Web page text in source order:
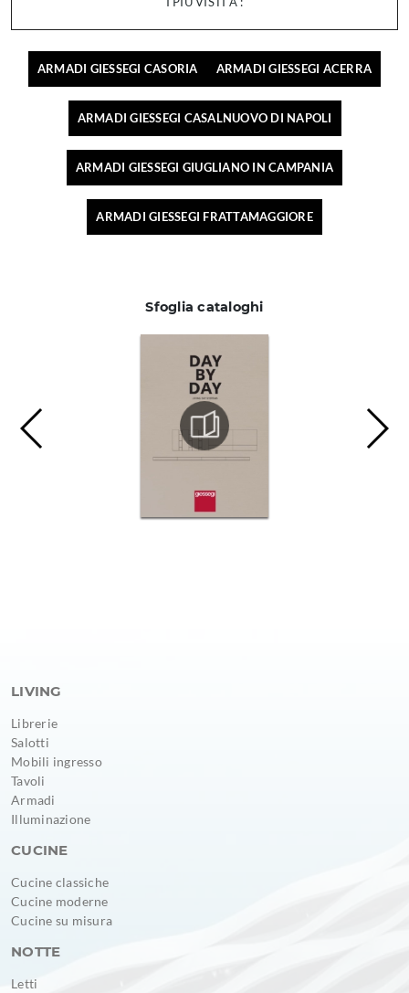
ARMADI GIESSEGI CASORIA ARMADI GIESSEGI ACERRA
ARMADI GIESSEGI CASALNUOVO DI NAPOLI
ARMADI GIESSEGI GIUGLIANO IN CAMPANIA
ARMADI GIESSEGI FRATTAMAGGIORE
Sfoglia cataloghi
LIVING
Librerie
Salotti
Mobili ingresso
Tavoli
Armadi
Illuminazione
CUCINE
Cucine classiche
Cucine moderne
Cucine su misura
NOTTE
Letti